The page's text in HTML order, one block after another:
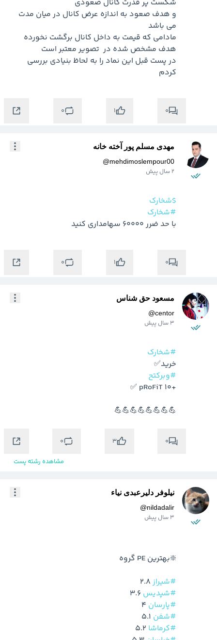
کردم
0
1
0
مهدی مسلم پور آخته خانه
@mehdimoslempour00
2 سال پیش
$شخارک
#شخارک
با حد ضرر 60000 سهامداری کنید
0
1
0
مسعود حق شناس
@centor
3 سال پیش
#شخارک
خرید✅️
#وبرکتح
💪💪💪💪💪💪💪💪
0
3
0
مشاهده رشته پست
نیلوفر دلیرعبدی نیاء
@nildadalir
3 سال پیش
#شیراز
#شپدیس
#پارسان
#شفن
#کرماشا